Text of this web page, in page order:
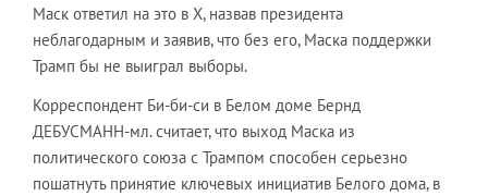
Маск ответил на это в X, назвав президента
неблагодарным и заявив, что без его, Маска поддержки
Трамп бы не выиграл выборы.
Корреспондент Би-би-си в Белом доме Бернд
ДЕБУСМАНН-мл. считает, что выход Маска из
политического союза с Трампом способен серьезно
пошатнуть принятие ключевых инициатив Белого дома, в